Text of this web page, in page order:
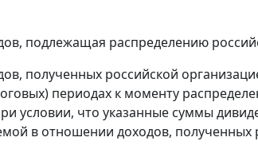
подлежащая распределению
полученных российской
периодах к моменту
условии, что указанные суммы
в отношении доходов, полученных